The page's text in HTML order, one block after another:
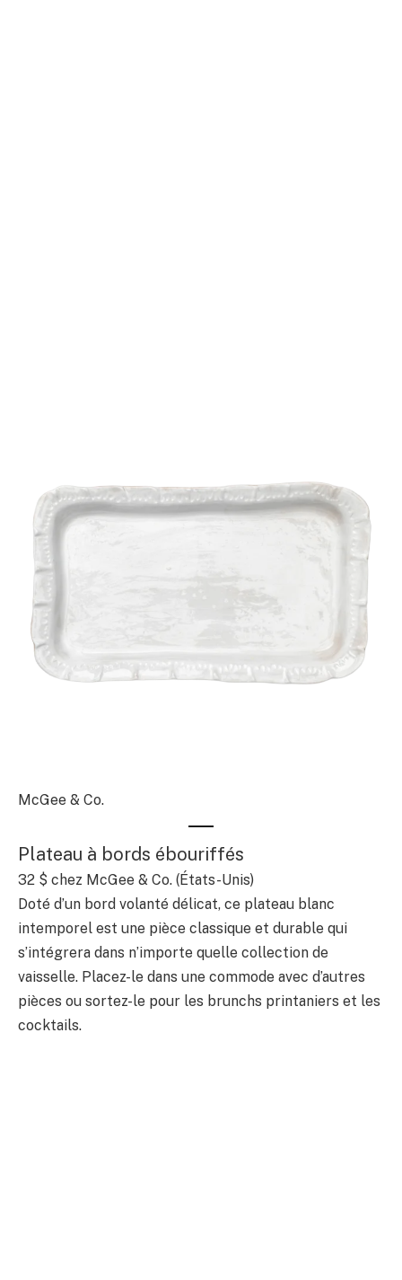
McGee & Co.
Plateau à bords ébouriffés
32 $ chez McGee & Co. (États-Unis)
Doté d’un bord volanté délicat, ce plateau blanc
intemporel est une pièce classique et durable qui
s’intégrera dans n’importe quelle collection de
vaisselle. Placez-le dans une commode avec d’autres
pièces ou sortez-le pour les brunchs printaniers et les
cocktails.